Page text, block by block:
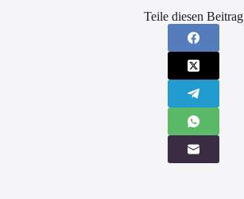
Teile diesen Beitrag